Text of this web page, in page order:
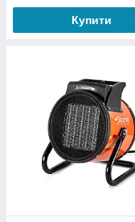
Купити